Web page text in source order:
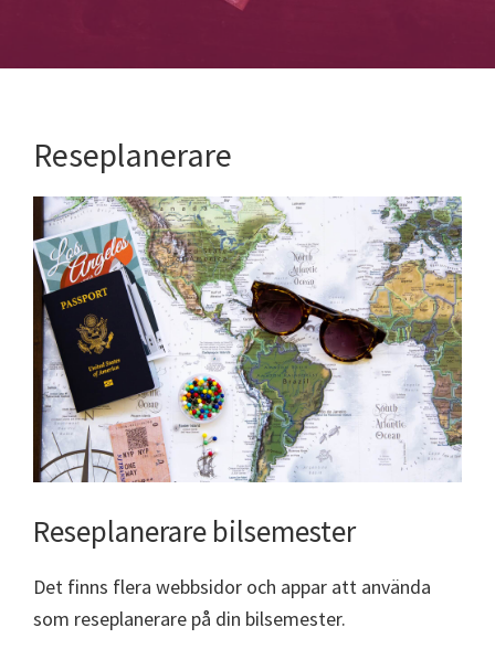
Reseplanerare
Reseplanerare bilsemester
Det finns flera webbsidor och appar att använda
som reseplanerare på din bilsemester.